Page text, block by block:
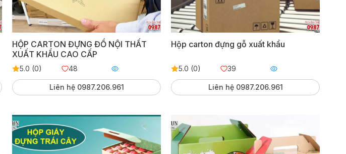
HỘP CARTON ĐỰNG ĐỒ NỘI THẤT
XUẤT KHẨU CAO CẤP
5.0 (0) 48
Liên hệ 0987.206.961
Hộp carton đựng gỗ xuất khẩu
5.0 (0) 39
Liên hệ 0987.206.961